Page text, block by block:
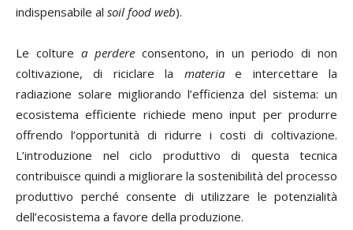
indispensabile al soil food web).
Le colture a perdere consentono, in un periodo di non
coltivazione, di riciclare la materiae intercettare la
radiazione solare migliorando l’efficienza del sistema: un
ecosistema efficiente richiede meno input per produrre
offrendo l’opportunità di ridurre i costi di coltivazione.
L’introduzione nel ciclo produttivo di questa tecnica
contribuisce quindi a migliorare la sostenibilità del processo
produttivo perché consente di utilizzare le potenzialità
dell’ecosistema a favore della produzione.